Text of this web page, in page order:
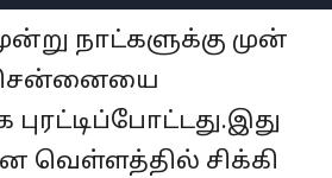
நாட்களுக்கு முன்
சென்னையை
வெள்ளத்தில் சிக்கி